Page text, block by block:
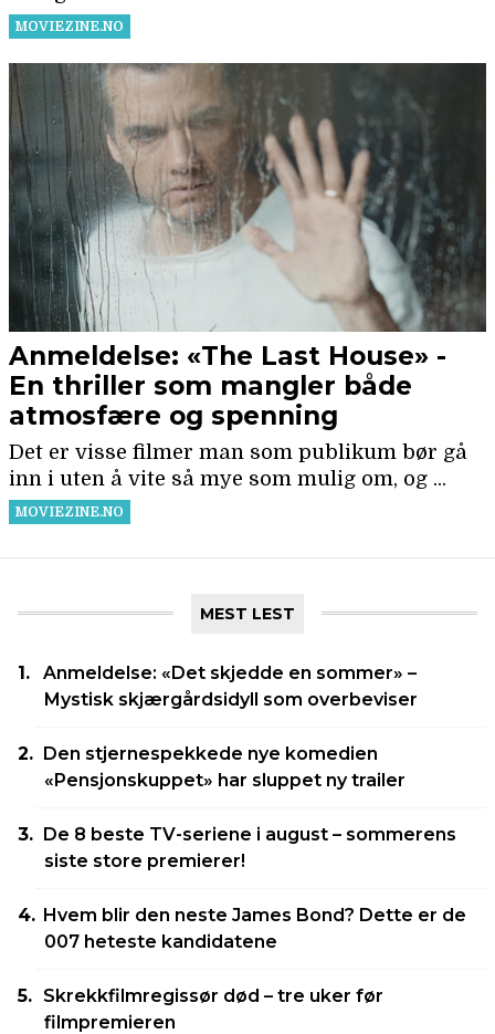
MEST LEST
Anmeldelse: «Det skjedde en sommer» –
Mystisk skjærgårdsidyll som overbeviser
Den stjernespekkede nye komedien
«Pensjonskuppet» har sluppet ny trailer
De 8 beste TV-seriene i august – sommerens
siste store premierer!
Hvem blir den neste James Bond? Dette er de
007 heteste kandidatene
Skrekkfilmregissør død – tre uker før
filmpremieren